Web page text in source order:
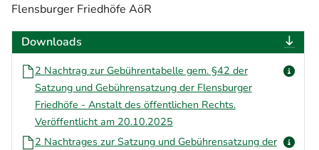
Flensburger Friedhöfe AöR
Downloads
2 Nachtrag zur Gebührentabelle gem. §42 der
Satzung und Gebührensatzung der Flensburger
Friedhöfe - Anstalt des öffentlichen Rechts.
Veröffentlicht am 20.10.2025
2 Nachtrages zur Satzung und Gebührensatzung der